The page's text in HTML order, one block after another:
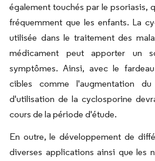
également touchés par le psoriasis,
fréquemment que les enfants. La
utilisée dans le traitement des
médicament peut apporter un
symptômes. Ainsi, avec le
cibles comme l'augmentation
d'utilisation de la cyclosporine
cours de la période d'étude.
En outre, le développement de
diverses applications ainsi que les